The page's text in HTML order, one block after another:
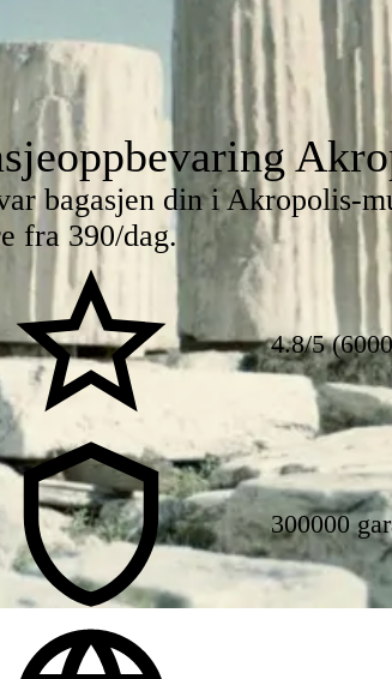
bagasjen din i Akropolis-
fra 390/dag.
4.8/5
300000